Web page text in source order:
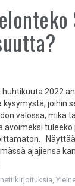
huhtikuuta 2022
joihin
valossa, mikä
avoimeksi
ajajiensa
,